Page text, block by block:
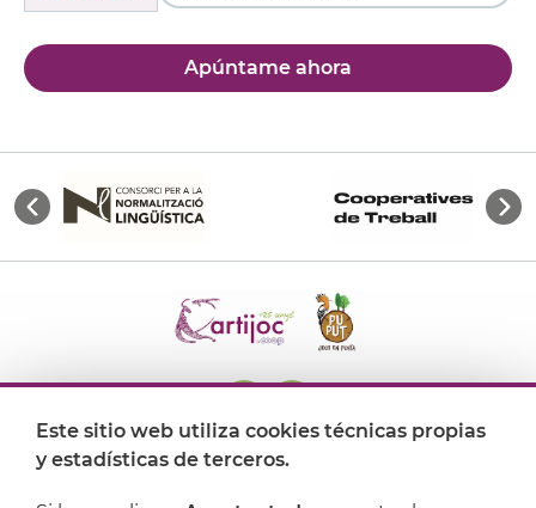
Apúntame ahora
Dónde encontrarnos
Este sitio web utiliza cookies técnicas propias
y estadísticas de terceros.